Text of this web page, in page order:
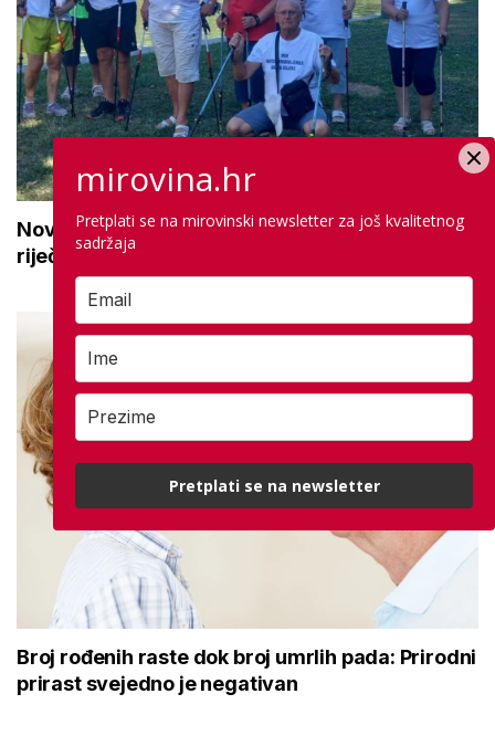
Novi projekt za aktivne seniore: 'Osmijeh, topla
riječ i stvaranje novih uspomena'
Broj rođenih raste dok broj umrlih pada: Prirodni
prirast svejedno je negativan
mirovina.hr
Pretplati se na mirovinski newsletter za još kvalitetnog
sadržaja
Pretplati se na newsletter